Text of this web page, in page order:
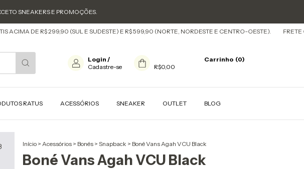
SNEAKERS E PROMOÇÕES.
DE R$ 299,90 (SUL E SUDESTE) E R$ 599,90 (NORTE, NORDESTE E CENTRO-OESTE). FRETE
Login /
Cadastre-se
Carrinho (0)
R$0,00
RATUS ACESSÓRIOS SNEAKER OUTLET BLOG
Início > Acessórios > Bonés > Snapback > Boné Vans Agah VCU Black
Boné Vans Agah VCU Black